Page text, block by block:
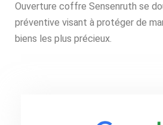
Ouverture coffre Sensenruth se
préventive visant à protéger de
biens les plus précieux.